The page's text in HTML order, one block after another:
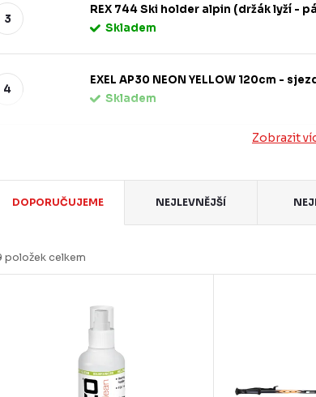
REX 744 Ski holder alpin (držák lyží -
Skladem
EXEL AP30 NEON YELLOW 120cm -
Skladem
Zobrazit
DOPORUČUJEME NEJLEVNĚJŠÍ
položek celkem